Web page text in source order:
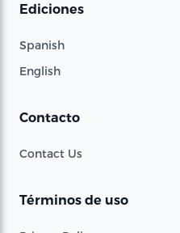
Ediciones
Spanish
English
Contacto
Contact Us
Términos de uso